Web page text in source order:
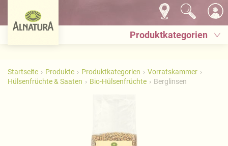
Produktkategorien
Startseite Produkte Produktkategorien
Vorratskammer
Hülsenfrüchte & Saaten
Bio-Hülsenfrüchte Berglinsen